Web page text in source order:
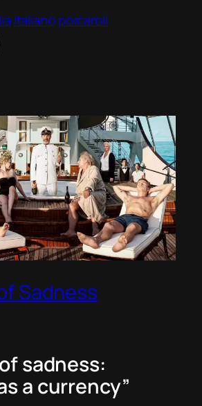
Italiano porcaroli
Sadness
sadness:
a currency”